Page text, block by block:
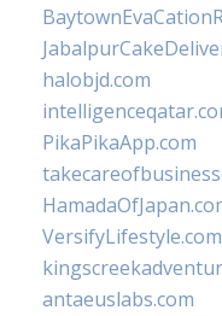
halobjd.com
PikaPikaApp.com
VersifyLifestyle.com
antaeuslabs.com